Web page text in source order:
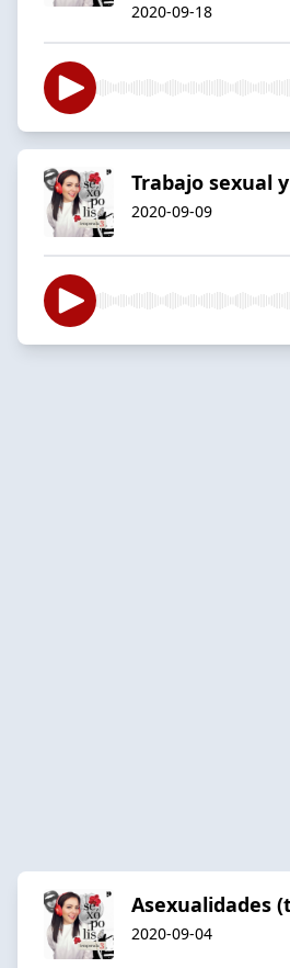
2020-09-18
Trabajo sexual
2020-09-09
Asexualidades
2020-09-04